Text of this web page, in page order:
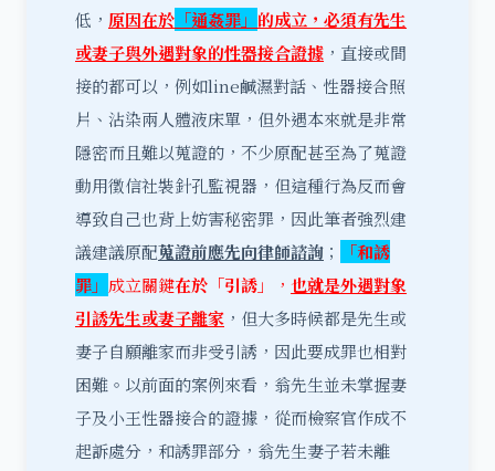
低， 原因在於 「通姦罪」 的成立，必須有先生
或妻子與外遇對象的性器接合證據 ，直接或間
接的都可以，例如line鹹濕對話、性器接合照
片、沾染兩人體液床單，但外遇本來就是非常
隱密而且難以蒐證的，不少原配甚至為了蒐證
動用徵信社裝針孔監視器，但這種行為反而會
導致自己也背上妨害秘密罪，因此筆者強烈建
議建議原配蒐證前應先向律師諮詢 ；
「和誘
罪」 成立關鍵在於「引誘」 ， 也就是外遇對象
引誘先生或妻子離家 ，但大多時候都是先生或
妻子自願離家而非受引誘，因此要成罪也相對
困難。以前面的案例來看，翁先生並未掌握妻
子及小王性器接合的證據，從而檢察官作成不
起訴處分，和誘罪部分，翁先生妻子若未離